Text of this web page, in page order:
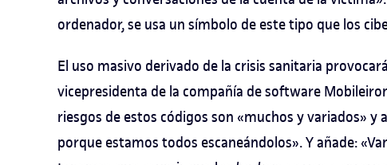
ordenador, se usa un símbolo de este tipo que los
El uso masivo derivado de la crisis sanitaria
vicepresidenta de la compañía de software
riesgos de estos códigos son «muchos y variados» y
porque estamos todos escaneándolos». Y añade: